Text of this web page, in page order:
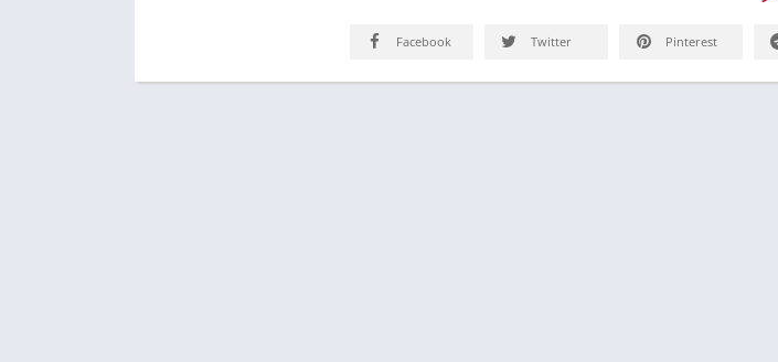
Facebook Twitter Pinterest